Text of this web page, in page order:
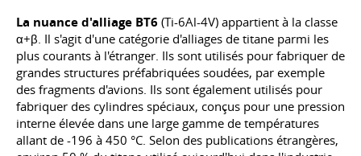
La nuance d'alliage BT6 (Ti-6Al-4V) appartient à la classe
α+β. Il s'agit d'une catégorie d'alliages de titane parmi les
plus courants à l'étranger. Ils sont utilisés pour fabriquer de
grandes structures préfabriquées soudées, par exemple
des fragments d'avions. Ils sont également utilisés pour
fabriquer des cylindres spéciaux, conçus pour une pression
interne élevée dans une large gamme de températures
allant de -196 à 450 °C. Selon des publications étrangères,